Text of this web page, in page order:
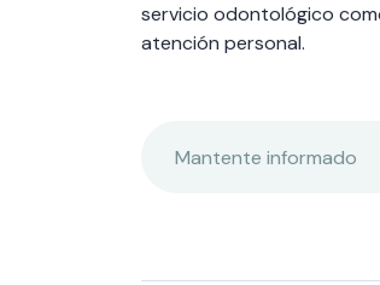
servicio odontológico
atención personal.